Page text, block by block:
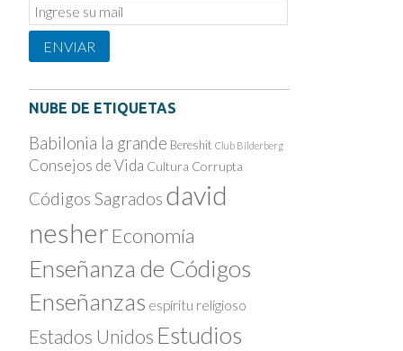
Email
Subscription
ENVIAR
NUBE DE ETIQUETAS
Babilonia la grande Bereshit Club Bilderberg
Consejos de Vida Cultura Corrupta
Códigos Sagrados david
nesher Economía
Enseñanza de Códigos
Enseñanzas espíritu religioso
Estados Unidos Estudios